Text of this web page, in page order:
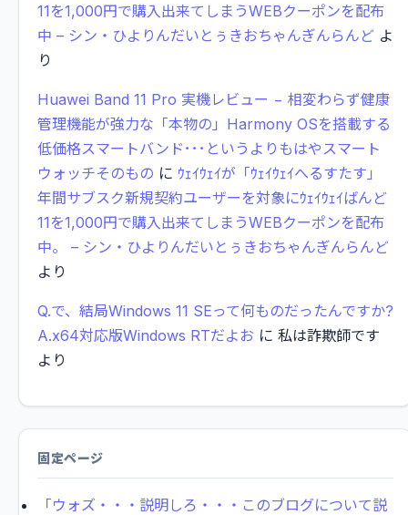
11を1,000円で購入出来てしまうWEBクーポンを配布
中 – シン・ひよりんだいとぅきおちゃんぎんらんど よ
り
Huawei Band 11 Pro 実機レビュー − 相変わらず健康
管理機能が強力な「本物の」Harmony OSを搭載する
低価格スマートバンド･･･というよりもはやスマート
ウォッチそのもの に ｳｪｲｳｪｲが「ｳｪｲｳｪｲへるすたす」
年間サブスク新規契約ユーザーを対象にｳｪｲｳｪｲばんど
11を1,000円で購入出来てしまうWEBクーポンを配布
中。 – シン・ひよりんだいとぅきおちゃんぎんらんど
より
Q.で、結局Windows 11 SEって何ものだったんですか?
A.x64対応版Windows RTだよお に 私は詐欺師です
より
固定ページ
「ウォズ・・・説明しろ・・・このブログについて説